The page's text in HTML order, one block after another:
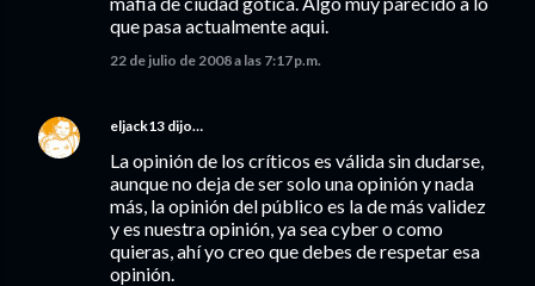
que pasa actualmente aqui.
22 de julio de 2008 a las 7:17 p.m.
eljack13 dijo…
La opinión de los críticos es válida sin dudarse,
aunque no deja de ser solo una opinión y nada
más, la opinión del público es la de más validez
y es nuestra opinión, ya sea cyber o como
quieras, ahí yo creo que debes de respetar esa
opinión.